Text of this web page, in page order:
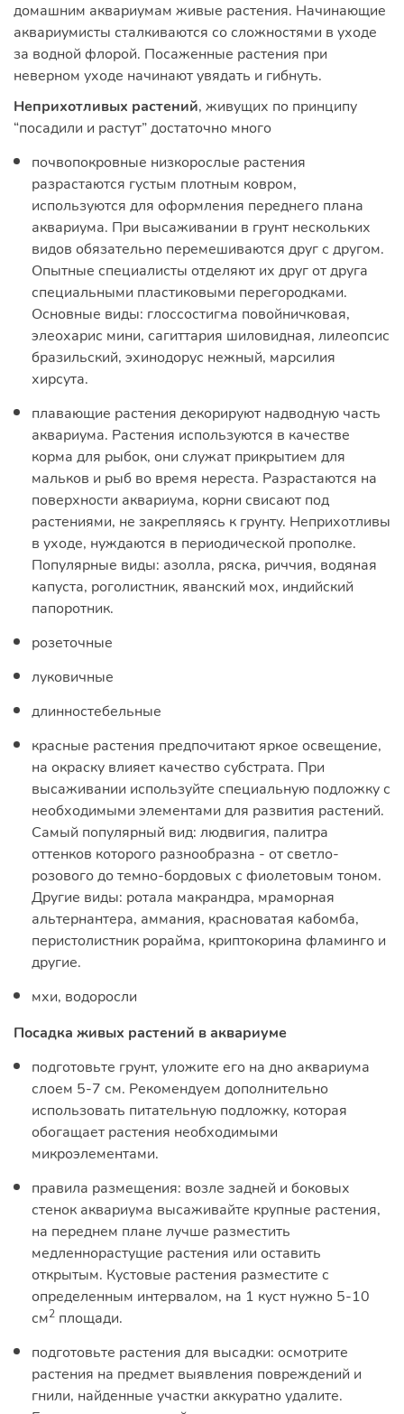
домашним аквариумам живые растения. Начинающие
аквариумисты сталкиваются со сложностями в уходе
за водной флорой. Посаженные растения при
неверном уходе начинают увядать и гибнуть.
Неприхотливых растений, живущих по принципу
“посадили и растут” достаточно много
почвопокровные низкорослые растения
разрастаются густым плотным ковром,
используются для оформления переднего плана
аквариума. При высаживании в грунт нескольких
видов обязательно перемешиваются друг с другом.
Опытные специалисты отделяют их друг от друга
специальными пластиковыми перегородками.
Основные виды: глоссостигма повойничковая,
элеохарис мини, сагиттария шиловидная, лилеопсис
бразильский, эхинодорус нежный, марсилия
хирсута.
плавающие растения декорируют надводную часть
аквариума. Растения используются в качестве
корма для рыбок, они служат прикрытием для
мальков и рыб во время нереста. Разрастаются на
поверхности аквариума, корни свисают под
растениями, не закрепляясь к грунту. Неприхотливы
в уходе, нуждаются в периодической прополке.
Популярные виды: азолла, ряска, риччия, водяная
капуста, роголистник, яванский мох, индийский
папоротник.
розеточные
луковичные
длинностебельные
красные растения предпочитают яркое освещение,
на окраску влияет качество субстрата. При
высаживании используйте специальную подложку с
необходимыми элементами для развития растений.
Самый популярный вид: людвигия, палитра
оттенков которого разнообразна - от светло-
розового до темно-бордовых с фиолетовым тоном.
Другие виды: ротала макрандра, мраморная
альтернантера, аммания, красноватая кабомба,
перистолистник рорайма, криптокорина фламинго и
другие.
мхи, водоросли
Посадка живых растений в аквариуме
подготовьте грунт, уложите его на дно аквариума
слоем 5-7 см. Рекомендуем дополнительно
использовать питательную подложку, которая
обогащает растения необходимыми
микроэлементами.
правила размещения: возле задней и боковых
стенок аквариума высаживайте крупные растения,
на переднем плане лучше разместить
медленнорастущие растения или оставить
открытым. Кустовые растения разместите с
определенным интервалом, на 1 куст нужно 5-10
см2 площади.
подготовьте растения для высадки: осмотрите
растения на предмет выявления повреждений и
гнили, найденные участки аккуратно удалите.